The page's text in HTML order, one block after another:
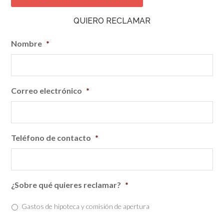
QUIERO RECLAMAR
Nombre *
Correo electrónico *
Teléfono de contacto *
¿Sobre qué quieres reclamar? *
Gastos de hipoteca y comisión de apertura